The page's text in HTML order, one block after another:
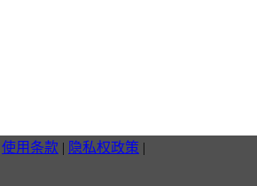
使用条款 | 隐私权政策 |